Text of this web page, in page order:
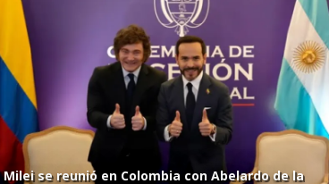
Milei se reunió en Colombia con Abelardo de la